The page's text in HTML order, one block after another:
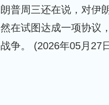
朗普周三还在说，对伊
然在试图达成一项协议
战争。 (2026年05月27